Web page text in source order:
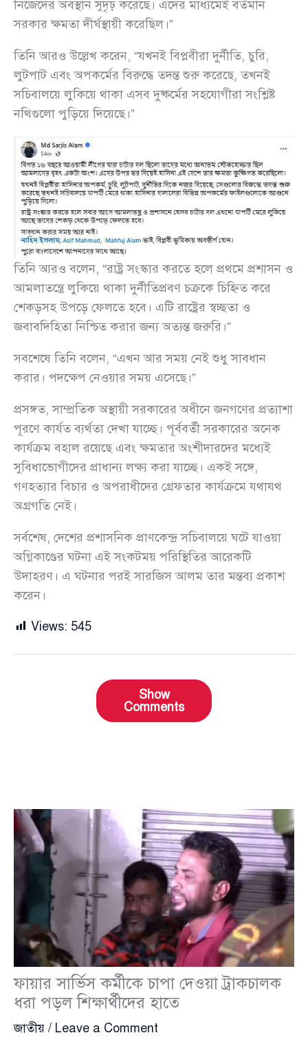
নিজেদের অবস্থান সুদৃঢ় করেছে। এদের মাধ্যমেই বর্তমান
সরকার ক্ষমতা দীর্ঘস্থায়ী করেছিল।”
তিনি আরও উল্লেখ করেন, “যখনই বিপ্লবীরা দুর্নীতি, চুরি,
লুটপাট এবং অপকর্মের বিরুদ্ধে তদন্ত শুরু করেছে, তখনই
সচিবালয়ে লুকিয়ে থাকা এসব দুষ্কর্মের সহযোগীরা সংশ্লিষ্ট
নথিগুলো পুড়িয়ে দিয়েছে।”
তিনি আরও বলেন, “রাষ্ট্র সংস্কার করতে হলে প্রথমে প্রশাসন ও
আমলাতন্ত্রে লুকিয়ে থাকা দুর্নীতিপ্রবণ চক্রকে চিহ্নিত করে
শেকড়সহ উপড়ে ফেলতে হবে। এটি রাষ্ট্রের স্বচ্ছতা ও
জবাবদিহিতা নিশ্চিত করার জন্য অত্যন্ত জরুরি।”
সবশেষে তিনি বলেন, “এখন আর সময় নেই শুধু সাবধান
করার। পদক্ষেপ নেওয়ার সময় এসেছে।”
প্রসঙ্গত, সাম্প্রতিক অস্থায়ী সরকারের অধীনে জনগণের প্রত্যাশা
পূরণে কার্যত ব্যর্থতা দেখা যাচ্ছে। পূর্ববর্তী সরকারের অনেক
কার্যক্রম বহাল রয়েছে এবং ক্ষমতার অংশীদারদের মধ্যেই
সুবিধাভোগীদের প্রাধান্য লক্ষ্য করা যাচ্ছে। একই সঙ্গে,
গণহত্যার বিচার ও অপরাধীদের গ্রেফতার কার্যক্রমে যথাযথ
অগ্রগতি নেই।
সর্বশেষ, দেশের প্রশাসনিক প্রাণকেন্দ্র সচিবালয়ে ঘটে যাওয়া
অগ্নিকাণ্ডের ঘটনা এই সংকটময় পরিস্থিতির আরেকটি
উদাহরণ। এ ঘটনার পরই সারজিস আলম তার মন্তব্য প্রকাশ
করেন।
Views: 545
Show
Comments
ফায়ার সার্ভিস কর্মীকে চাপা দেওয়া ট্রাকচালক
ধরা পড়ল শিক্ষার্থীদের হাতে
জাতীয় / Leave a Comment